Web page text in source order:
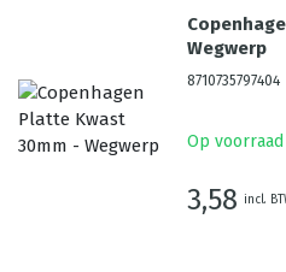
Wegwerp
8710735797404
Op voorraad
3,58 incl.